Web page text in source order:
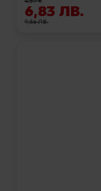
6,83 ЛВ.
9,56 ЛВ.